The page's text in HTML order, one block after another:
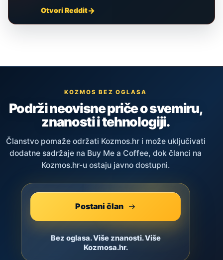
Otvori Reddit
KOZMOS BEZ OGLASA
Podrži neovisne priče o svemiru,
znanosti i tehnologiji.
Članstvo pomaže održati Kozmos.hr i može uključivati
dodatne sadržaje na Buy Me a Coffee, dok članci na
Kozmos.hr-u ostaju javno dostupni.
Postani član
Bez oglasa. Više znanosti. Više
Kozmosa.hr.